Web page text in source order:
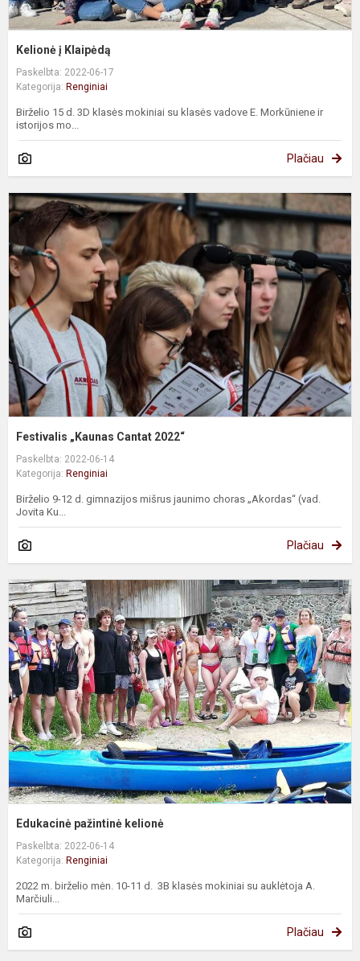
Kelionė į Klaipėdą
Paskelbta: 2022-06-17
Kategorija: Renginiai
Birželio 15 d. 3D klasės mokiniai su klasės vadove E. Morkūniene ir
istorijos mo...
Plačiau
Festivalis „Kaunas Cantat 2022“
Paskelbta: 2022-06-14
Kategorija: Renginiai
Birželio 9-12 d. gimnazijos mišrus jaunimo choras „Akordas“ (vad.
Jovita Ku...
Plačiau
Edukacinė pažintinė kelionė
Paskelbta: 2022-06-14
Kategorija: Renginiai
2022 m. birželio mėn. 10-11 d. 3B klasės mokiniai su auklėtoja A.
Marčiuli...
Plačiau